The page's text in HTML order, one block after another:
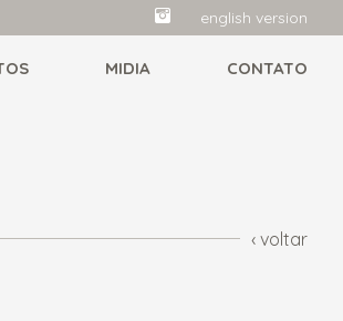
english version
MIDIA CONTATO
‹ voltar